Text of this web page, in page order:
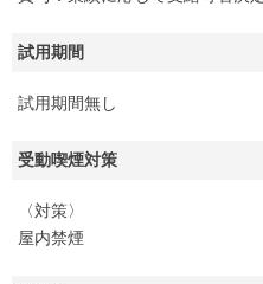
試用期間
試用期間無し
受動喫煙対策
〈対策〉
屋内禁煙